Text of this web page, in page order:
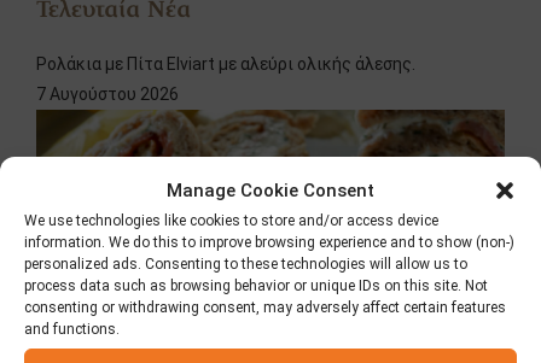
Manage Cookie Consent
We use technologies like cookies to store and/or access device
information. We do this to improve browsing experience and to show (non-)
personalized ads. Consenting to these technologies will allow us to
process data such as browsing behavior or unique IDs on this site. Not
consenting or withdrawing consent, may adversely affect certain features
and functions.
Τελευταία Νέα
Ρολάκια με Πίτα Elviart με αλεύρι ολικής άλεσης.
7 Αυγούστου 2026